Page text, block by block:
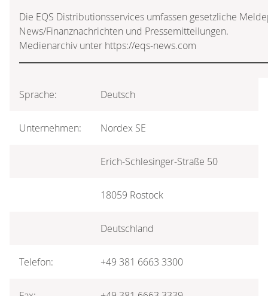
Die EQS Distributionsservices umfassen gesetzliche
News/Finanznachrichten und Pressemitteilungen.
Medienarchiv unter https://eqs-news.com
Sprache: Deutsch
Unternehmen: Nordex SE
Erich-Schlesinger-Straße 50
18059 Rostock
Deutschland
Telefon: +49 381 6663 3300